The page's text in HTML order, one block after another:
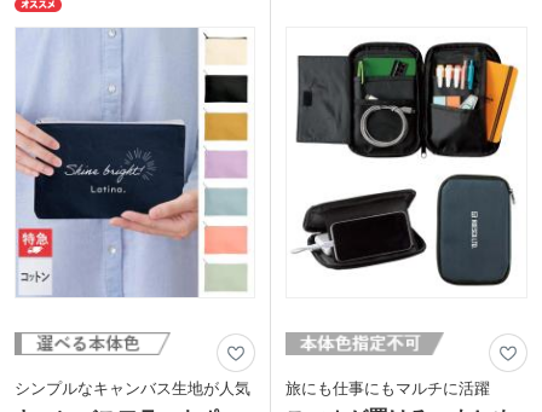
印刷面が広いのでPR効果も抜群です
シンプルなキャンバス生地が人気 旅にも仕事にもマルチに活躍